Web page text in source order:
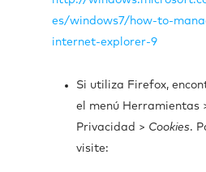
es/windows7/how-to-
internet-explorer-9
Si utiliza Firefox,
el menú Herramientas
Privacidad > Cookies.
visite: